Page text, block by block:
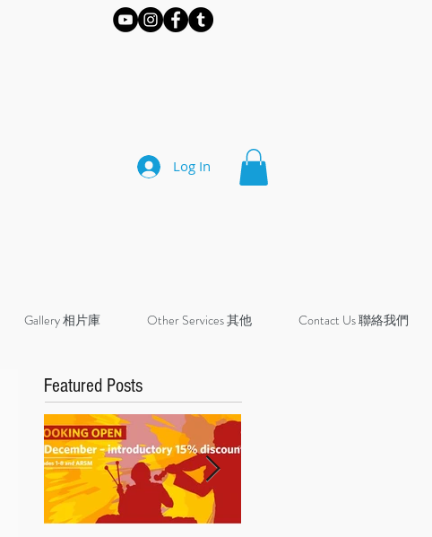
Log In
Featured Posts
Gallery 相片庫 Other Services 其他 Contact Us 聯絡我們